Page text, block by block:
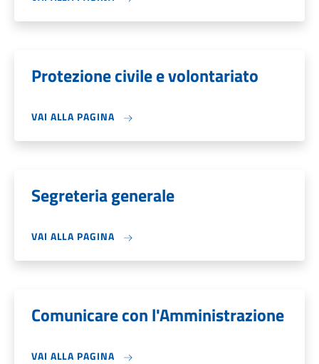
Protezione civile e volontariato
VAI ALLA PAGINA
Segreteria generale
VAI ALLA PAGINA
Comunicare con l'Amministrazione
VAI ALLA PAGINA